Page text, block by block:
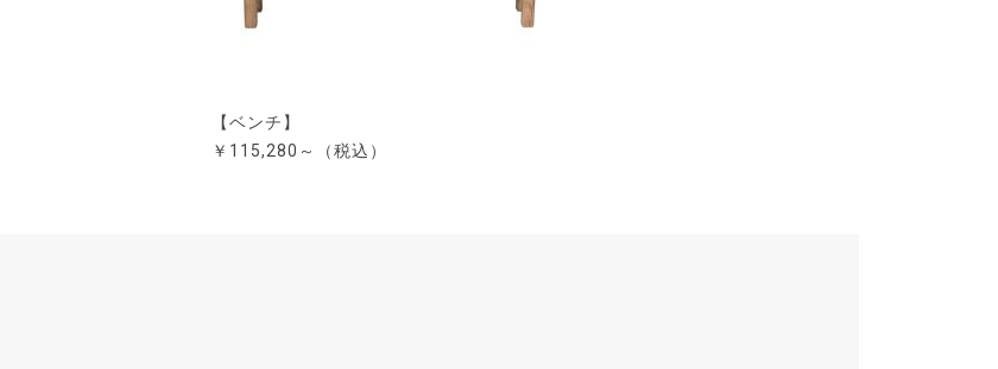
【ベンチ】
￥115,280～（税込）